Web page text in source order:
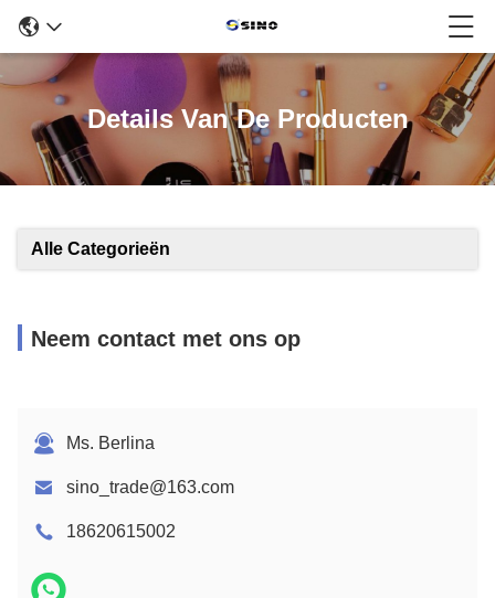
Details Van De Producten
Alle Categorieën
Neem contact met ons op
Ms. Berlina
sino_trade@163.com
18620615002